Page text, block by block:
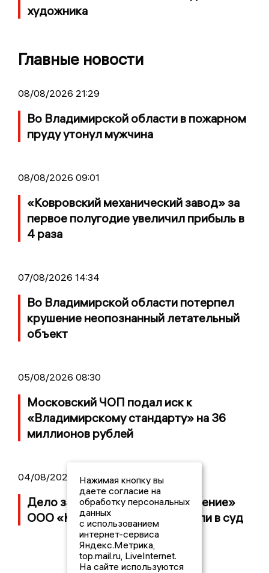
художника
Главные новости
08/08/2026 21:29
Во Владимирской области в пожарном
пруду утонул мужчина
08/08/2026 09:01
«Ковровский механический завод» за
первое полугодие увеличил прибыль в
4 раза
07/08/2026 14:34
Во Владимирской области потерпел
крушение неопознанный летательный
объект
05/08/2026 08:30
Московский ЧОП подал иск к
«Владимирскому стандарту» на 36
миллионов рублей
04/08/2026 15:40
Дело застройщика ЖК «Поколение»
ООО «Капитал Строй» передали в суд
Нажимая кнопку вы
даете согласие на
обработку персональных
данных
с использованием
интернет-сервиса
Яндекс.Метрика,
top.mail.ru, LiveInternet.
На сайте используются